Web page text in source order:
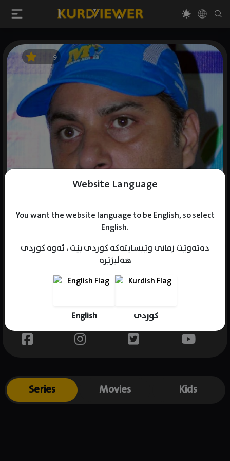
Website Language
You want the website language to be English, so select
English.
دەتەوێت زمانی وێبسایتەکە کوردی بێت ، ئەوە کوردی
هەڵبژێرە
English کوردی
9
Gender : male
Place of birth : India
Series Movies Kids